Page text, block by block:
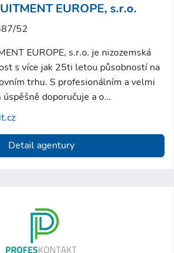
EUROPE, s.r.o.
52
EUROPE, s.r.o. je nizozemská
s více jak 25ti letou působností na
trhu. S profesionálním a velmi
doporučuje a o...
Detail agentury